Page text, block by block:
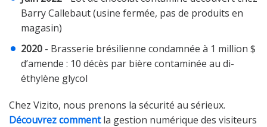
Barry Callebaut (usine fermée, pas de produits en
magasin)
2020 - Brasserie brésilienne condamnée à 1 million $
d’amende : 10 décès par bière contaminée au di-
éthylène glycol
Chez Vizito, nous prenons la sécurité au sérieux.
Découvrez commentla gestion numérique des visiteurs